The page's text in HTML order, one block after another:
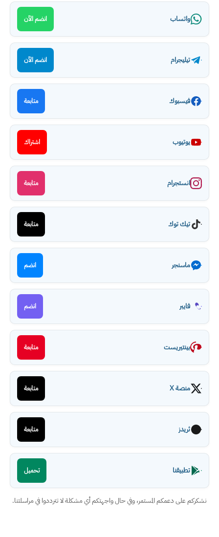
واتساب انضم الآن
تيليجرام انضم الآن
فيسبوك متابعة
يوتيوب اشتراك
انستجرام متابعة
تيك توك متابعة
ماسنجر انضم
فايبر انضم
بينتيريست متابعة
منصة X متابعة
ثريدز متابعة
تطبيقنا تحميل
نشكركم على دعمكم المستمر، وفي حال واجهتكم أي مشكلة لا تترددوا في مراسلتنا.